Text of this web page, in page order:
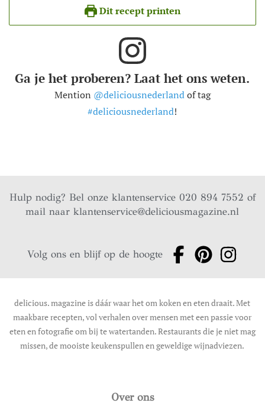
Dit recept printen
Ga je het proberen? Laat het ons weten.
Mention @deliciousnederlandof tag
#deliciousnederland!
Hulp nodig? Bel onze klantenservice 020 894 7552 of
mail naarklantenservice@deliciousmagazine.nl
Volg ons en blijf op de hoogte
delicious. magazine is dáár waar het om koken en eten draait. Met
maakbare recepten, vol verhalen over mensen met een passie voor
eten en fotografie om bij te watertanden. Restaurants die je niet mag
missen, de mooiste keukenspullen en geweldige wijnadviezen.
Over ons